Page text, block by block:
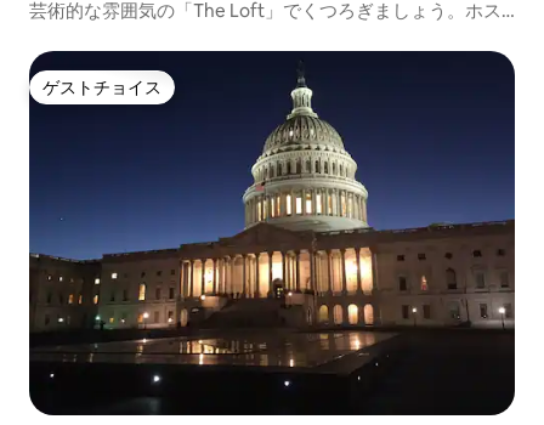
芸術的な雰囲気の「The Loft」でくつろぎましょう。ホス
ゲストチョイス
ゲストチョイス